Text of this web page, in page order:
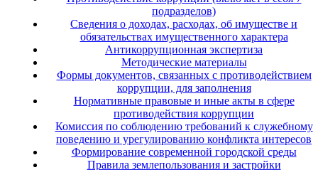
подразделов)
Сведения о доходах, расходах, об имуществе и
обязательствах имущественного характера
Антикоррупционная экспертиза
Методические материалы
Формы документов, связанных с противодействием
коррупции, для заполнения
Нормативные правовые и иные акты в сфере
противодействия коррупции
Комиссия по соблюдению требований к служебному
поведению и урегулированию конфликта интересов
Формирование современной городской среды
Правила землепользования и застройки